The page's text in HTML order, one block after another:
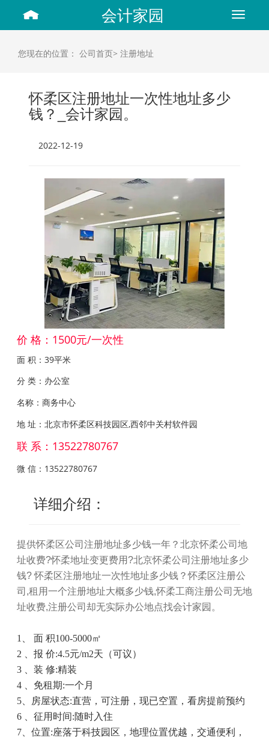
Toggle
会计家园
您现在的位置： 公司首页> 注册地址
怀柔区注册地址一次性地址多少
钱？_会计家园。
2022-12-19
价 格：1500元/一次性
面 积：39平米
分 类：办公室
名称：商务中心
地 址：北京市怀柔区科技园区,西邻中关村软件园
联 系：13522780767
微 信：13522780767
详细介绍：
提供怀柔区公司注册地址多少钱一年？北京怀柔公司地
址收费?怀柔地址变更费用 ?北京怀柔公司注册地址多少
钱?怀柔区注册地址一次性地址多少钱？怀柔区注册公
司 ,租用一个注册地址大概多少钱,怀柔工商注册公司无地
址收费,注册公司却无实际办公地点找会计家园。
1 、 面 积100-5000㎡
2
、报 价:4.5元/m2天（可议）
3
、装 修:精装
4
、免租期:一个月
5 、房屋状态:直营，可注册，现已空置，看房提前预约
6
、征用时间:随时入住
7 、位置:座落于科技园区，地理位置优越，交通便利，